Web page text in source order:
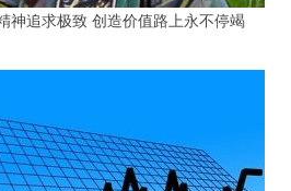
神追求极致 创造价值路上永不停竭